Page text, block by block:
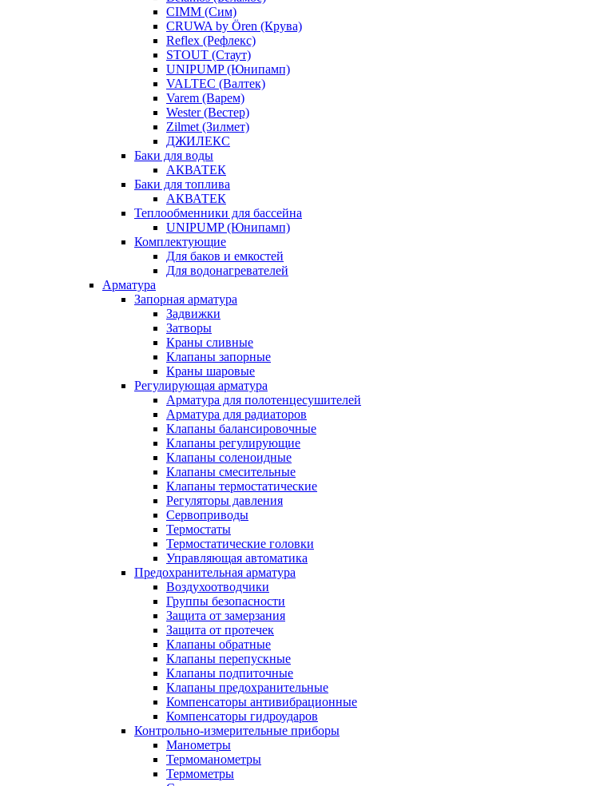
CIMM (Сим)
CRUWA by Ören (Крува)
Reflex (Рефлекс)
STOUT (Стаут)
UNIPUMP (Юнипамп)
VALTEC (Валтек)
Varem (Варем)
Wester (Вестер)
Zilmet (Зилмет)
ДЖИЛЕКС
Баки для воды
АКВАТЕК
Баки для топлива
АКВАТЕК
Теплообменники для бассейна
UNIPUMP (Юнипамп)
Комплектующие
Для баков и емкостей
Для водонагревателей
Арматура
Запорная арматура
Задвижки
Затворы
Краны сливные
Клапаны запорные
Краны шаровые
Регулирующая арматура
Арматура для полотенцесушителей
Арматура для радиаторов
Клапаны балансировочные
Клапаны регулирующие
Клапаны соленоидные
Клапаны смесительные
Клапаны термостатические
Регуляторы давления
Сервоприводы
Термостаты
Термостатические головки
Управляющая автоматика
Предохранительная арматура
Воздухоотводчики
Группы безопасности
Защита от замерзания
Защита от протечек
Клапаны обратные
Клапаны перепускные
Клапаны подпиточные
Клапаны предохранительные
Компенсаторы антивибрационные
Компенсаторы гидроударов
Контрольно-измерительные приборы
Манометры
Термоманометры
Термометры